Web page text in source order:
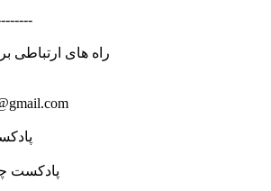
راه های ارتباطی
پادکست